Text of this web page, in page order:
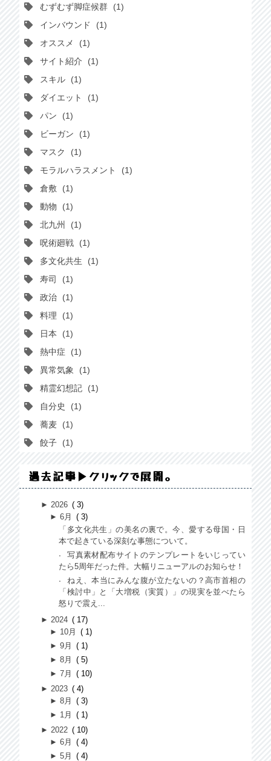
むずむず脚症候群
1
インバウンド
1
オススメ
1
サイト紹介
1
スキル
1
ダイエット
1
パン
1
ビーガン
1
マスク
1
モラルハラスメント
1
倉敷
1
動物
1
北九州
1
呪術廻戦
1
多文化共生
1
寿司
1
政治
1
料理
1
日本
1
熱中症
1
異常気象
1
精霊幻想記
1
自分史
1
蕎麦
1
餃子
1
過去記事▶クリックで展開。
►2026
3
►6月
3
「多文化共生」の美名の裏で。今、愛する母国・日
本で起きている深刻な事態について。
写真素材配布サイトのテンプレートをいじってい
たら5周年だった件。大幅リニューアルのお知らせ！
ねえ、本当にみんな腹が立たないの？高市首相の
「検討中」と「大増税（実質）」の現実を並べたら
怒りで震え...
►2024
17
► 10月
1
►9月
1
►8月
5
►7月
10
►2023
4
►8月
3
► 1月
1
►2022
10
►6月
4
►5月
4